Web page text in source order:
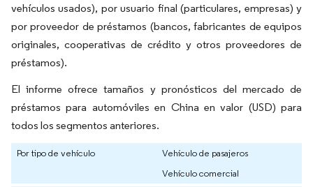
vehículos usados), por usuario final (particulares, empresas) y
por proveedor de préstamos (bancos, fabricantes de equipos
originales, cooperativas de crédito y otros proveedores de
préstamos).
El informe ofrece tamaños y pronósticos del mercado de
préstamos para automóviles en China en valor (USD) para
todos los segmentos anteriores.
Por tipo de vehículo
Vehículo de pasajeros
Vehículo comercial